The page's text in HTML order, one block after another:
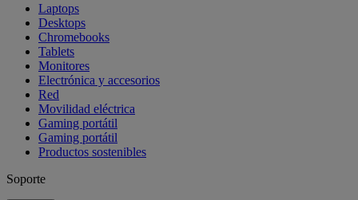
Laptops
Desktops
Chromebooks
Tablets
Monitores
Electrónica y accesorios
Red
Movilidad eléctrica
Gaming portátil
Gaming portátil
Productos sostenibles
Soporte